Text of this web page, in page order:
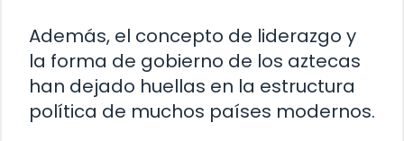
Además, el concepto de liderazgo y
la forma de gobierno de los aztecas
han dejado huellas en la estructura
política de muchos países modernos.